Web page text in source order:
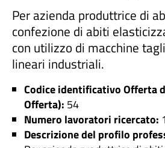
Per azienda produttrice di
confezione di abiti
con utilizzo di macchine
lineari industriali.
Codice identificativo Offerta
Offerta): 54
Numero lavoratori ricercato: 1
Descrizione del profilo